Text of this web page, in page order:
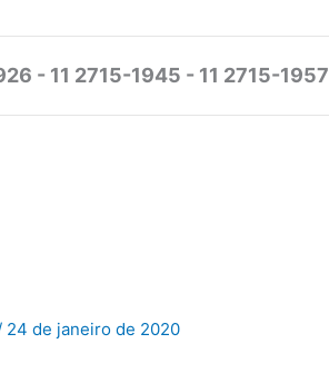
- 11 2715-1945 - 11 2715-1957
24 de janeiro de 2020